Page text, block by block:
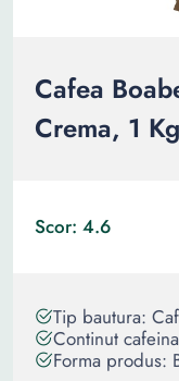
Cafea
Crema, 1
Scor: 4.6
Tip bautura:
Continut
Forma produs: